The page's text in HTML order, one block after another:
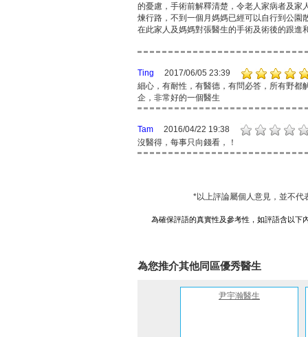
的憂慮，手術前解釋清楚，令老人家病者及家
煉行路，不到一個月媽媽已經可以自行到公園
在此家人及媽媽對張醫生的手術及術後的跟進
Ting
2017/06/05 23:39
細心，有耐性，有醫德，有問必答，所有野都
企，非常好的一個醫生
Tam
2016/04/22 19:38
沒醫得，每事只向錢看，！
*以上評論屬個人意見，並不代
為確保評語的真實性及參考性，如評語含以下
為您推介其他同區優秀醫生
尹宇瀚醫生